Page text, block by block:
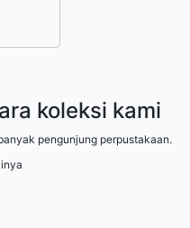
koleksi kami
pengunjung perpustakaan.